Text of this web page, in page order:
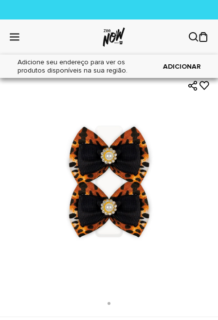
Adicione seu endereço para ver os
produtos disponíveis na sua região.
ADICIONAR
Home|Cães|Acessórios